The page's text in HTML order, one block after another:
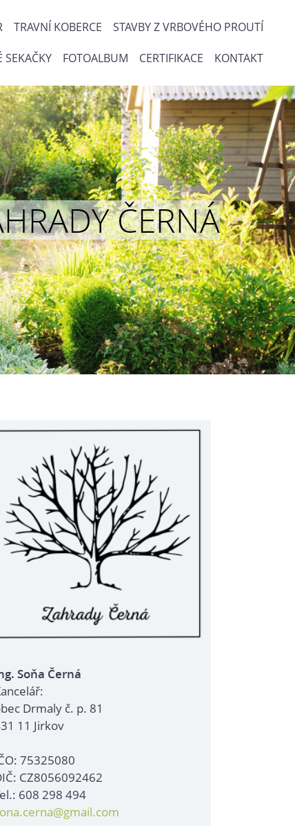
TRAVNÍ KOBERCE STAVBY Z VRBOVÉHO PROUTÍ
SEKAČKY FOTOALBUM CERTIFIKACE KONTAKT
ČERNÁ
Soňa Černá
Drmaly č. p. 81
11 Jirkov
75325080
CZ8056092462
608 298 494